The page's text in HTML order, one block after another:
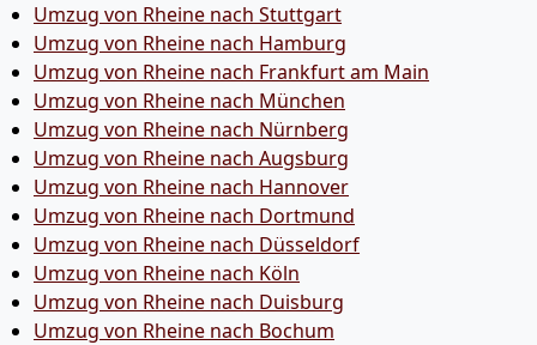
Umzug von Rheine nach Stuttgart
Umzug von Rheine nach Hamburg
Umzug von Rheine nach Frankfurt am Main
Umzug von Rheine nach München
Umzug von Rheine nach Nürnberg
Umzug von Rheine nach Augsburg
Umzug von Rheine nach Hannover
Umzug von Rheine nach Dortmund
Umzug von Rheine nach Düsseldorf
Umzug von Rheine nach Köln
Umzug von Rheine nach Duisburg
Umzug von Rheine nach Bochum